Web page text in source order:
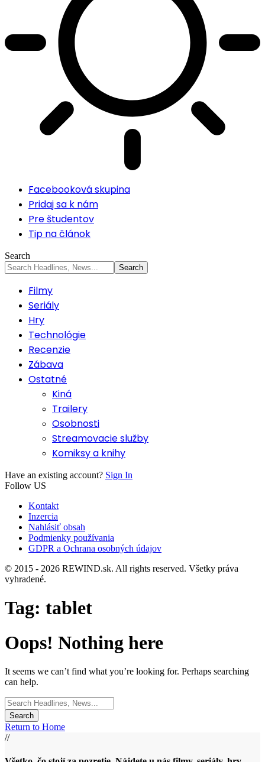
Facebooková skupina
Pridaj sa k nám
Pre študentov
Tip na článok
Search
Filmy
Seriály
Hry
Technológie
Recenzie
Zábava
Ostatné
Kiná
Trailery
Osobnosti
Streamovacie služby
Komiksy a knihy
Have an existing account? Sign In
Follow US
Kontakt
Inzercia
Nahlásiť obsah
Podmienky používania
GDPR a Ochrana osobných údajov
© 2015 - 2026 REWIND.sk. All rights reserved. Všetky práva
vyhradené.
Tag: tablet
Oops! Nothing here
It seems we can’t find what you’re looking for. Perhaps searching
can help.
Search
for:
Return to Home
//